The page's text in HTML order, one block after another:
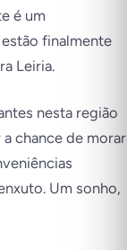
é um
finalmente
Leiria.
nesta região
chance de morar
Um sonho,